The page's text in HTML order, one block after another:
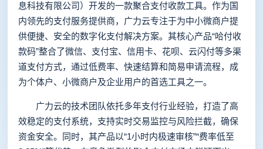
息科技有限公司）开发的一款聚合支付收款工具。作为国
内领先的支付服务提供商，广力云专注于为中小微商户提
供便捷、安全的数字化支付解决方案。其核心产品“哈付收
款码”整合了微信、支付宝、信用卡、花呗、云闪付等多渠
道支付方式，通过低费率、快速结算和简易申请流程，成
为个体户、小微商户及企业用户的首选工具之一。
广力云的技术团队依托多年支付行业经验，打造了高
效稳定的支付系统，支持实时交易监控与风险拦截，确保
资金安全。同时，其产品以“1小时内极速审核”“费率低至